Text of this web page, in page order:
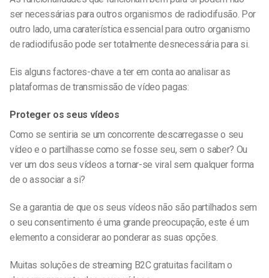
ser necessárias para outros organismos de radiodifusão. Por
outro lado, uma caraterística essencial para outro organismo
de radiodifusão pode ser totalmente desnecessária para si.
Eis alguns factores-chave a ter em conta ao analisar as
plataformas de transmissão de vídeo pagas:
Proteger os seus vídeos
Como se sentiria se um concorrente descarregasse o seu
vídeo e o partilhasse como se fosse seu, sem o saber? Ou
ver um dos seus vídeos a tornar-se viral sem qualquer forma
de o associar a si?
Se a garantia de que os seus vídeos não são partilhados sem
o seu consentimento é uma grande preocupação, este é um
elemento a considerar ao ponderar as suas opções.
Muitas soluções de streaming B2C gratuitas facilitam o